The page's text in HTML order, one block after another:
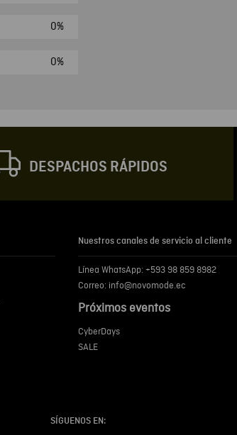
0%
0%
Escribir comentario
DESPACHOS RÁPIDOS
Nuestros canales de servicio al cliente
Línea WhatsApp: +593 98 859 8982
Correo: info@novomode.ec
Próximos eventos
CyberDays
SALE
SÍGUENOS EN: